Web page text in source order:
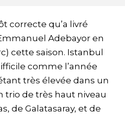
correcte qu’a livré
Adebayor en
cette saison. Istanbul
comme l’année
très élevée dans un
trio de très haut niveau
de Galatasaray, et de